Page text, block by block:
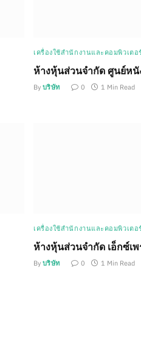
เครื่องใช้สำนักงานและคอมพิวเตอ
ห้างหุ้นส่วนจำกัด ศูนย์ห
By บริษัท 0 1 Min Read
เครื่องใช้สำนักงานและคอมพิวเตอ
ห้างหุ้นส่วนจำกัด เอ็กซ์เ
By บริษัท 0 1 Min Read